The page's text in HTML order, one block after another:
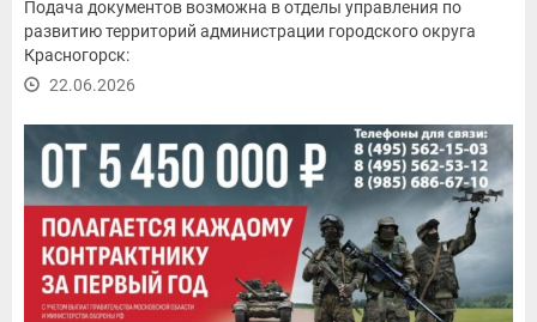
Подача документов возможна в отделы управления по
развитию территорий администрации городского округа
Красногорск:
22.06.2026